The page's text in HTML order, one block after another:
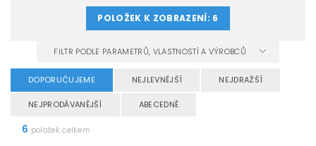
POLOŽEK K ZOBRAZENÍ: 6
FILTR PODLE PARAMETRŮ, VLASTNOSTÍ A VÝROBCŮ
DOPORUČUJEME NEJLEVNĚJŠÍ NEJDRAŽŠÍ
NEJPRODÁVANĚJŠÍ ABECEDNĚ
6 položek celkem